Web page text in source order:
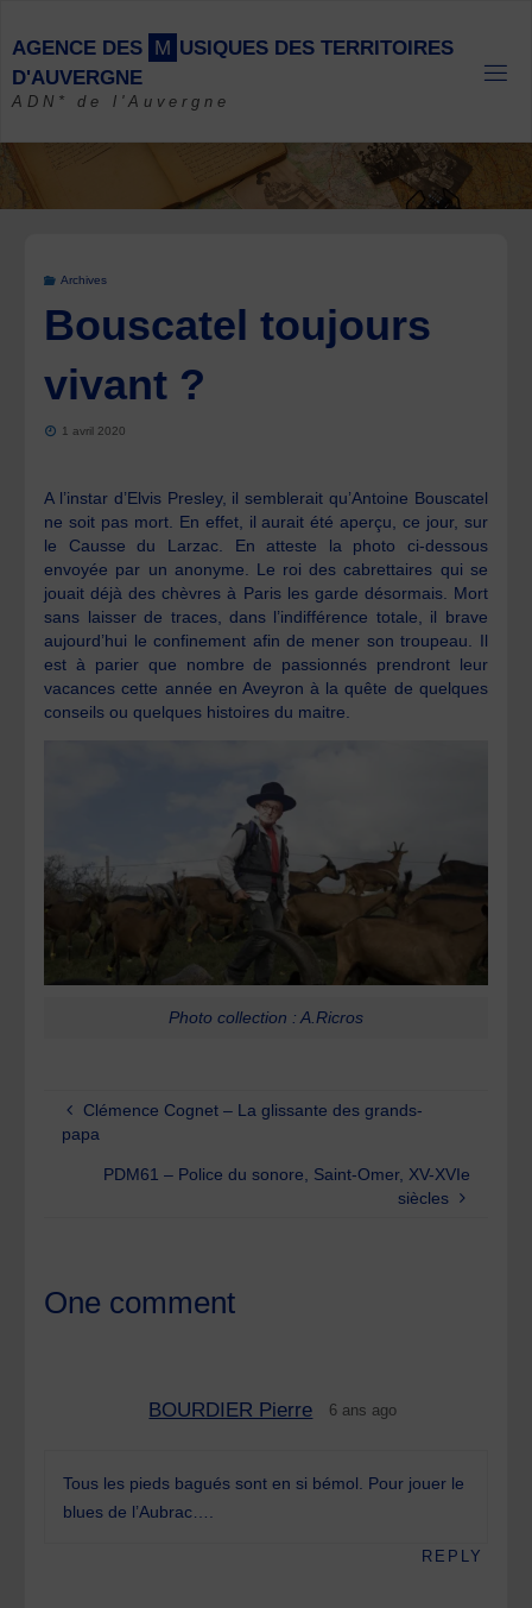
content
AGENCE DES M USIQUES DES TERRITOIRES
D'AUVERGNE
ADN* de l'Auvergne
Archives
Bouscatel toujours
vivant ?
1 avril 2020
A l’instar d’Elvis Presley, il semblerait qu’Antoine Bouscatel
ne soit pas mort. En effet, il aurait été aperçu, ce jour, sur
le Causse du Larzac. En atteste la photo ci-dessous
envoyée par un anonyme. Le roi des cabrettaires qui se
jouait déjà des chèvres à Paris les garde désormais. Mort
sans laisser de traces, dans l’indifférence totale, il brave
aujourd’hui le confinement afin de mener son troupeau. Il
est à parier que nombre de passionnés prendront leur
vacances cette année en Aveyron à la quête de quelques
conseils ou quelques histoires du maitre.
Photo collection : A.Ricros
Clémence Cognet – La glissante des grands-
papa
PDM61 – Police du sonore, Saint-Omer, XV-XVIe
siècles
One comment
BOURDIER Pierre 6 ans ago
Tous les pieds bagués sont en si bémol. Pour jouer le
blues de l’Aubrac….
REPLY